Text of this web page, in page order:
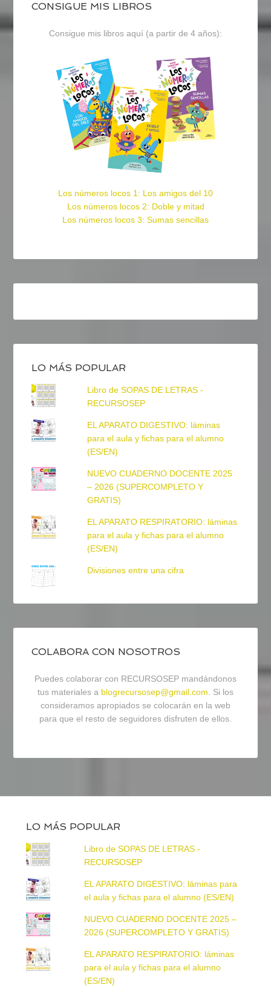
CONSIGUE MIS LIBROS
Consigue mis libros aquí (a partir de 4 años):
Los números locos 1: Los amigos del 10
Los números locos 2: Doble y mitad
Los números locos 3: Sumas sencillas
LO MÁS POPULAR
Libro de SOPAS DE LETRAS -
RECURSOSEP
EL APARATO DIGESTIVO: láminas
para el aula y fichas para el alumno
(ES/EN)
NUEVO CUADERNO DOCENTE 2025
– 2026 (SUPERCOMPLETO Y
GRATIS)
EL APARATO RESPIRATORIO: láminas
para el aula y fichas para el alumno
(ES/EN)
Divisiones entre una cifra
COLABORA CON NOSOTROS
Puedes colaborar con RECURSOSEP mandándonos
tus materiales a blogrecursosep@gmail.com. Si los
consideramos apropiados se colocarán en la web
para que el resto de seguidores disfruten de ellos.
LO MÁS POPULAR
Libro de SOPAS DE LETRAS -
RECURSOSEP
EL APARATO DIGESTIVO: láminas para
el aula y fichas para el alumno (ES/EN)
NUEVO CUADERNO DOCENTE 2025 –
2026 (SUPERCOMPLETO Y GRATIS)
EL APARATO RESPIRATORIO: láminas
para el aula y fichas para el alumno
(ES/EN)